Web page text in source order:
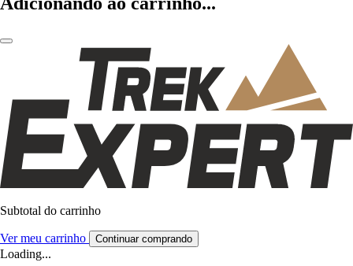
Subtotal do carrinho
Ver meu carrinho Continuar comprando
Loading...